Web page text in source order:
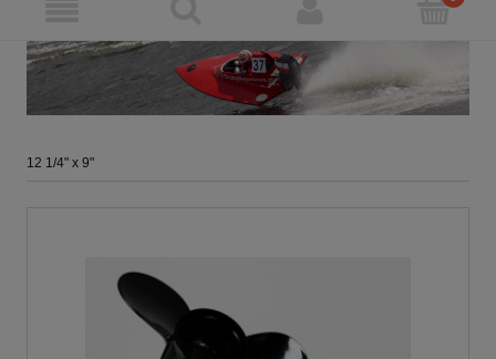
12 1/4" x 9"